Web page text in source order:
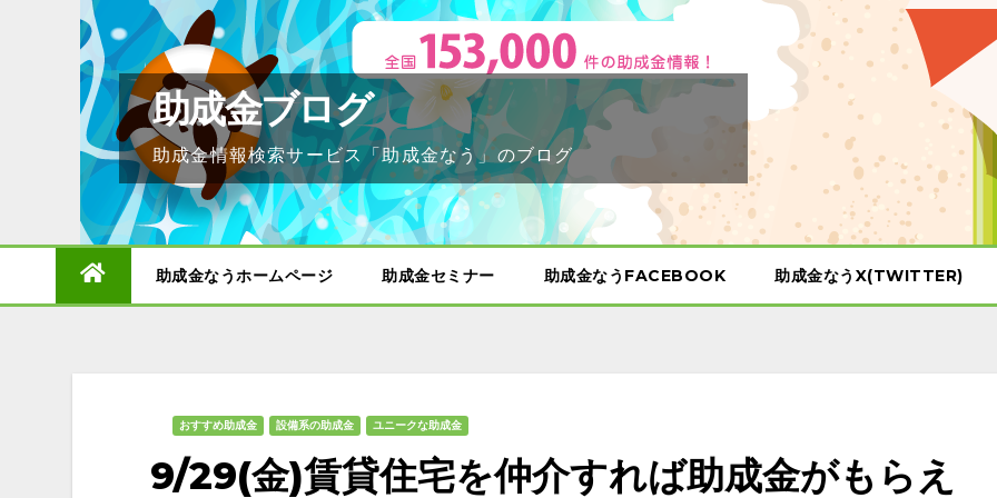
助成金ブログ
助成金情報検索サービス「助成金なう」のブログ
助成金なうホームページ 助成金セミナー 助成金なうFACEBOOK 助成金なうX(TWITTER)
おすすめ助成金 設備系の助成金 ユニークな助成金
9/29(金)賃貸住宅を仲介すれば助成金がもらえ